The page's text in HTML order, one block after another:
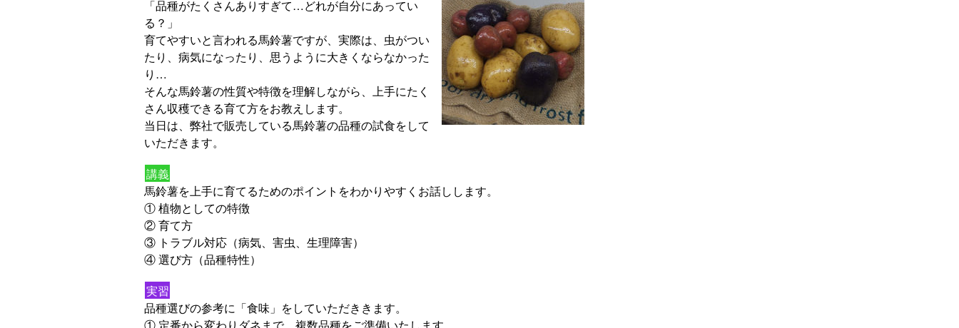
「品種がたくさんありすぎて…どれが自分にあってい
る？」
育てやすいと言われる馬鈴薯ですが、実際は、虫がつい
たり、病気になったり、思うように大きくならなかった
り…
そんな馬鈴薯の性質や特徴を理解しながら、上手にたく
さん収穫できる育て方をお教えします。
当日は、弊社で販売している馬鈴薯の品種の試食をして
いただきます。
講義
馬鈴薯を上手に育てるためのポイントをわかりやすくお話しします。
① 植物としての特徴
② 育て方
③ トラブル対応（病気、害虫、生理障害）
④ 選び方（品種特性）
実習
品種選びの参考に「食味」をしていただききます。